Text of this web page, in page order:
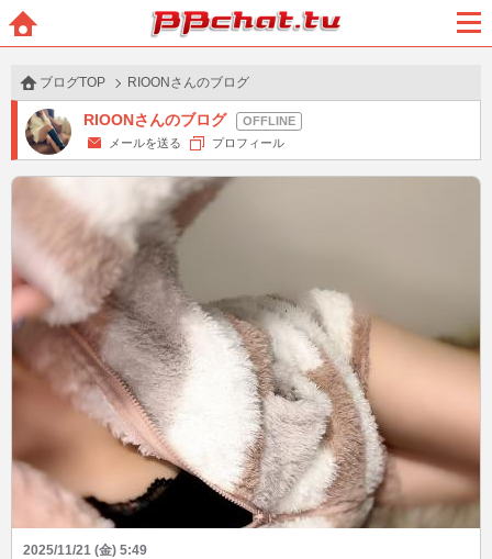
BBchatTV
ブログTOP RIOONさんのブログ
RIOONさんのブログ
メールを送る プロフィール
2025/11/21 (金) 5:49